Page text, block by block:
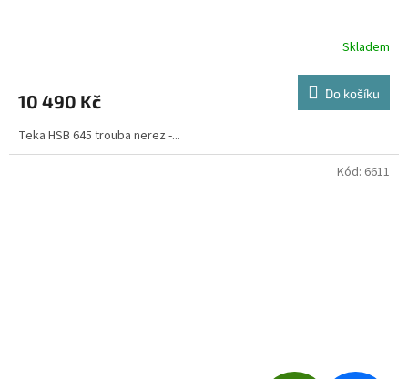
R
M
A
je
z
5
Skladem
10 490 Kč Do košíku
Teka HSB 645 trouba nerez -...
Kód: 6611